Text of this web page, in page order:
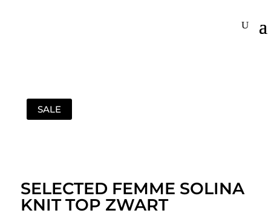
SALE
SELECTED FEMME SOLINA
KNIT TOP ZWART